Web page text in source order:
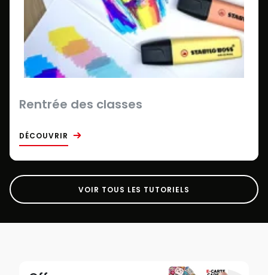
Rentrée des classes
DÉCOUVRIR
VOIR TOUS LES TUTORIELS